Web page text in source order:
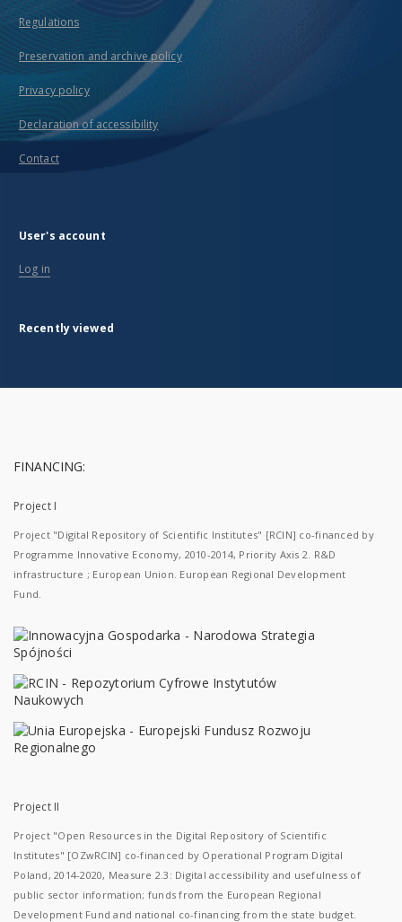
Regulations
Preservation and archive policy
Privacy policy
Declaration of accessibility
Contact
User's account
Log in
Recently viewed
FINANCING:
Project I
Project "Digital Repository of Scientific Institutes" [RCIN] co-financed by
Programme Innovative Economy, 2010-2014, Priority Axis 2. R&D
infrastructure ; European Union. European Regional Development
Fund.
Project II
Project "Open Resources in the Digital Repository of Scientific
Institutes" [OZwRCIN] co-financed by Operational Program Digital
Poland, 2014-2020, Measure 2.3: Digital accessibility and usefulness of
public sector information; funds from the European Regional
Development Fund and national co-financing from the state budget.